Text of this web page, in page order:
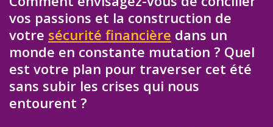
vos passions et la construction de
votre sécurité financière dans un
monde en constante mutation ? Quel
est votre plan pour traverser cet été
sans subir les crises qui nous
entourent ?